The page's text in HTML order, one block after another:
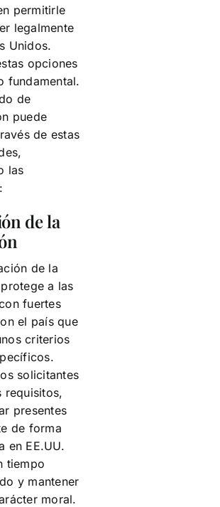
permitirle
legalmente
Unidos.
opciones
fundamental.
de
puede
de estas
las
de la
de la
a las
fuertes
el país que
criterios
solicitantes
requisitos,
presentes
de forma
en EE.UU.
tiempo
y mantener
moral.